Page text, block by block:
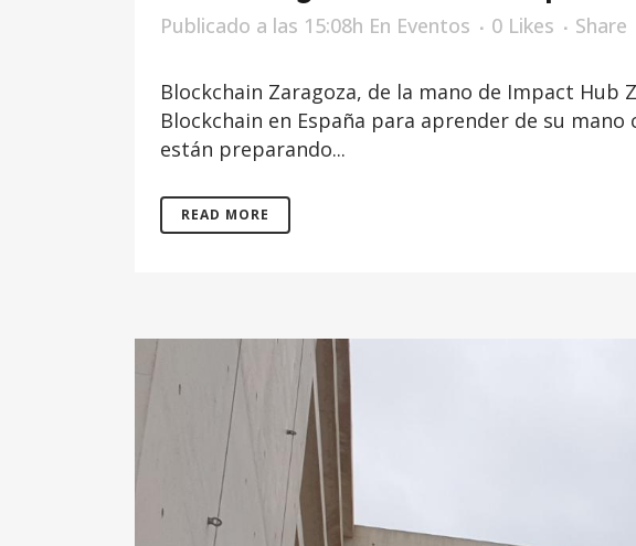
Publicado a las 15:08h En Eventos 0 Likes Share
Blockchain Zaragoza, de la mano de Impact
Blockchain en España para aprender de su
están preparando...
READ MORE